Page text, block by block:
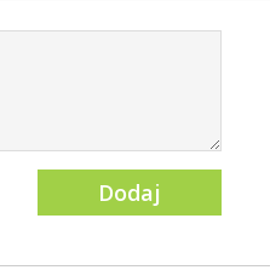
Dodaj